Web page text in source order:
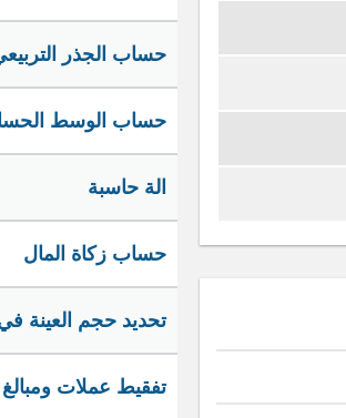
حساب الجذر
حساب الوسط
الة حاسبة
حساب زكاة المال
تحديد حجم العينة
تفقيط عملات ومبالغ